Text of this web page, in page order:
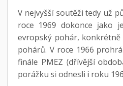
V nejvyšší soutěži tedy už
roce 1969 dokonce jako
evropský pohár,
pohárů. V roce 1966
finále PMEZ (dřívější
porážku si odnesli i roku